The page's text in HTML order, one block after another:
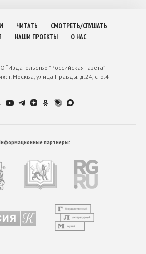
ЧИТАТЬ
СМОТРЕТЬ/СЛУШАТЬ
НАШИ ПРОЕКТЫ О НАС
“Издательство ”Российская Газета”
г.Москва, улица Правды. д.24, стр.4
партнеры: